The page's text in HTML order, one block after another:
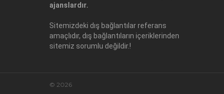
ajanslardır.
Sitemizdeki dış bağlantılar referans
amaçlıdır, dış bağlantıların içeriklerinden
sitemiz sorumlu değildir.!
© 2026